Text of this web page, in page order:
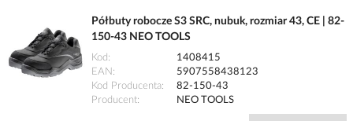
Półbuty robocze S3 SRC, nubuk, rozmiar 43, CE | 82-
150-43 NEO TOOLS
Kod
1408415
EAN
5907558438123
Kod Producenta
82-150-43
Producent
NEO TOOLS